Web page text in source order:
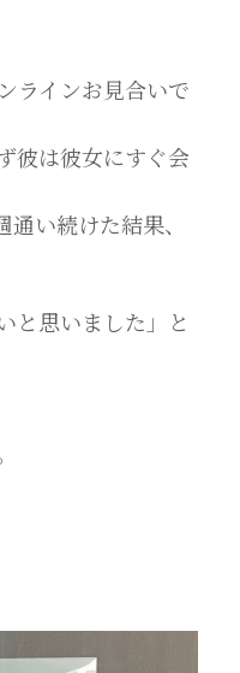
ラインお見合いで
彼は彼女にすぐ会
い続けた結果、
と思いました」と